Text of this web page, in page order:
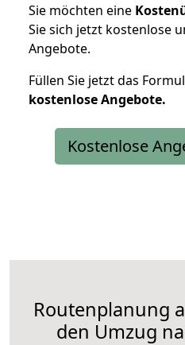
Sie möchten eine
Sie sich jetzt kostenlose
Angebote.
Füllen Sie jetzt das
kostenloseAngebote.
Kostenlose
Routenplanung
den Umzug